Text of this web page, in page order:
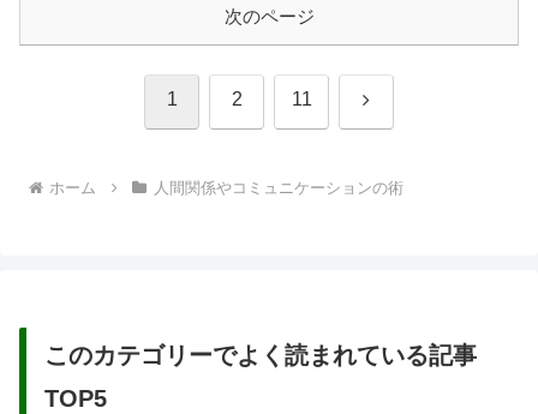
次のページ
1 2 11 次
ホーム 人間関係やコミュニケーションの術
このカテゴリーでよく読まれている記事
TOP5